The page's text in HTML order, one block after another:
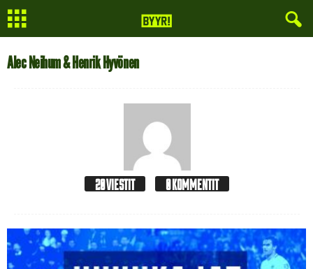
Alec Neihum & Henrik Hyvönen
20 VIESTIT 0 KOMMENTIT